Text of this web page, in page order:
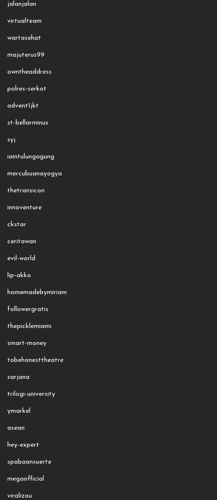
jalanjalan
virtualteam
wartasehat
majuterus99
owntheaddress
polres-serkot
advent1jkt
st-bellarminus
syj
iaintulungagung
mercubuanayogya
thetransicon
innoventure
ckstar
ceritawan
evil-world
lip-akko
homemadebymiriam
followergratis
thepicklemiami
smart-money
tobehonesttheatre
sarjana
trilogi-university
ymarkel
asean
hey-expert
spabaansuerte
megaofficial
viralizou